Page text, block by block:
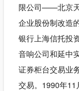
限公司——北京
企业股份制改造
银行上海信托投
音响公司和延中
证券柜台交易业
交易。1990年